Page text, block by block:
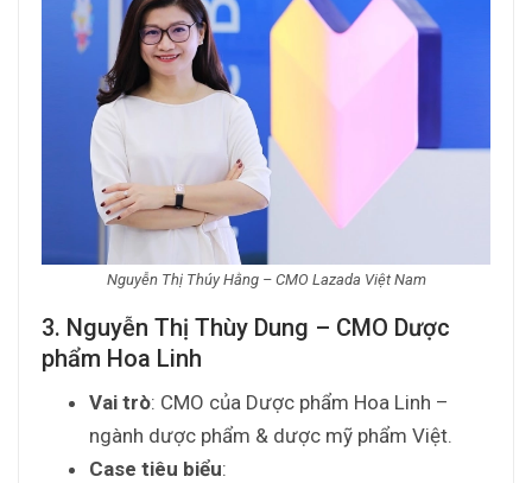
Nguyễn Thị Thúy Hằng – CMO Lazada Việt Nam
3. Nguyễn Thị Thùy Dung – CMO Dược
phẩm Hoa Linh
Vai trò: CMO của Dược phẩm Hoa Linh –
ngành dược phẩm & dược mỹ phẩm Việt.
Case tiêu biểu: